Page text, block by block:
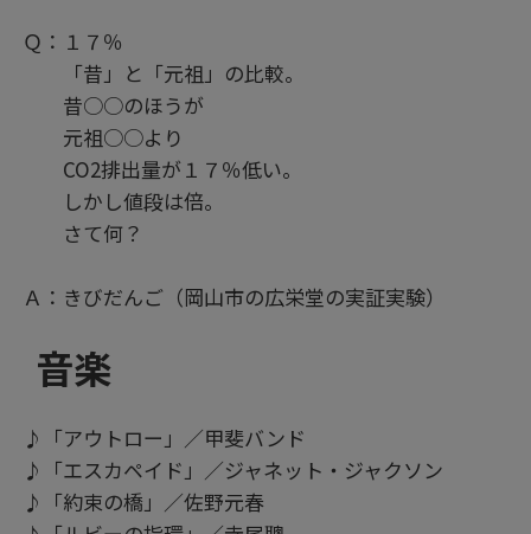
Ｑ：１７％
「昔」と「元祖」の比較。
昔○○のほうが
元祖○○より
CO2排出量が１７％低い。
しかし値段は倍。
さて何？
Ａ：きびだんご（岡山市の広栄堂の実証実験）
音楽
♪「アウトロー」／甲斐バンド
♪「エスカペイド」／ジャネット・ジャクソン
♪「約束の橋」／佐野元春